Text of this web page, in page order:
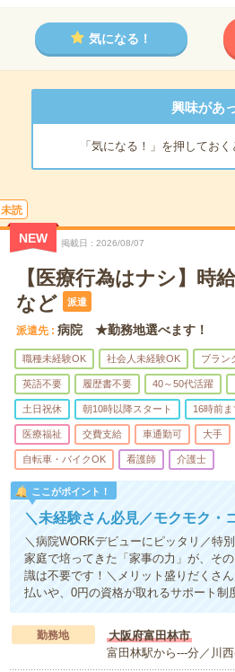
気になる！
興味があ
「気になる！」を押してお
未読
NEW 掲載日 2026/08/07
【医療行為はナシ】時
など
派遣
派遣先 病院 ★勤務地選べます！
職種未経験OK 社会人未経験OK ブラン
英語不要 履歴書不要 40～50代活躍
土日祝休 朝10時以降スタート 16時前
医療福祉 交費支給 車通勤可 大手
自転車・バイクOK 看護師 介護士
ここがポイント！
＼未経験さん必見／モクモク・
＼病院WORKデビューにピッタリ／特
家庭で培ってきた「家事の力」が、そ
識は不要です！＼メリット盛りだくさ
払いや、0円の資格が取れるサポート制
勤務地
大阪府富田林市
富田林駅から---分／川